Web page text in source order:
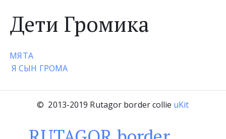
Дети Громика
МЯТА
Я СЫН ГРОМА
©  2013-2019 Rutagor border collie uKit